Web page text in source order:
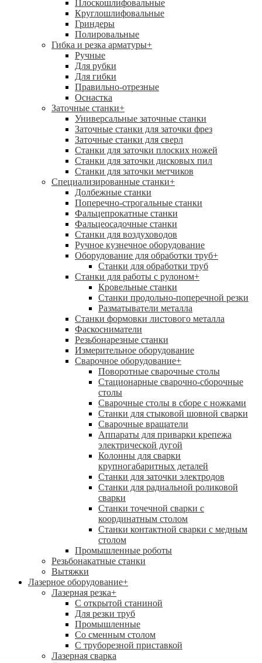
Плоскошлифовальные
Круглошлифовальные
Гриндеры
Полировальные
Гибка и резка арматуры+
Ручные
Для рубки
Для гибки
Правильно-отрезные
Оснастка
Заточные станки+
Универсальные заточные станки
Заточные станки для заточки фрез
Заточные станки для сверл
Станки для заточки плоских ножей
Станки для заточки дисковых пил
Станки для заточки метчиков
Специализированные станки+
Долбежные станки
Поперечно-строгальные станки
Фальцепрокатные станки
Фальцеосадочные станки
Станки для воздуховодов
Ручное кузнечное оборудование
Оборудование для обработки труб+
Станки для обработки труб
Станки для работы с рулоном+
Кровельные станки
Станки продольно-поперечной резки
Разматыватели металла
Станки формовки листового металла
Фаскосниматели
Резьбонарезные станки
Измерительное оборудование
Сварочное оборудование+
Поворотные сварочные столы
Стационарные сварочно-сборочные
столы
Сварочные столы в сборе с ножками
Станки для стыковой шовной сварки
Сварочные вращатели
Аппараты для приварки крепежа
электрической дугой
Колонны для сварки
крупногабаритных деталей
Станки для заточки электродов
Станки для радиальной роликовой
сварки
Станки точечной сварки с
координатным столом
Станки контактной сварки с медным
столом
Промышленные роботы
Резьбонакатные станки
Вытяжки
Лазерное оборудование+
Лазерная резка+
С открытой станиной
Для резки труб
Промышленные
Со сменным столом
С труборезной приставкой
Лазерная сварка